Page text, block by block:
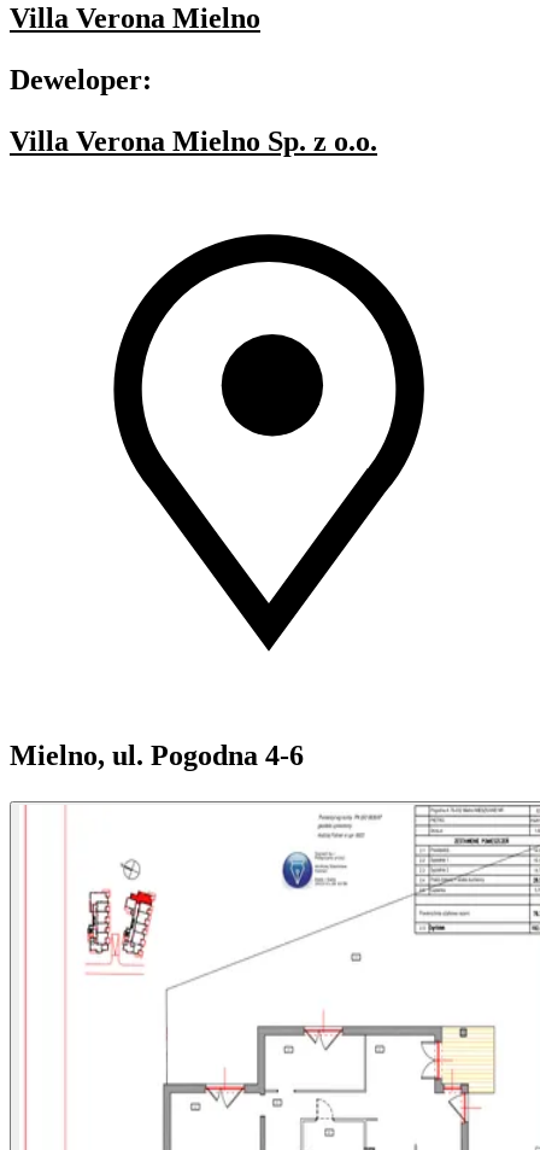
Villa Verona Mielno
Deweloper:
Villa Verona Mielno Sp. z o.o.
Mielno, ul. Pogodna 4-6